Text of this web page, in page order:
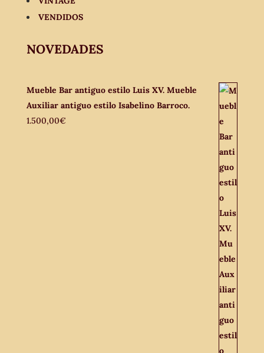
VENDIDOS
NOVEDADES
Mueble Bar antiguo estilo Luis XV. Mueble
Auxiliar antiguo estilo Isabelino Barroco.
1.500,00€